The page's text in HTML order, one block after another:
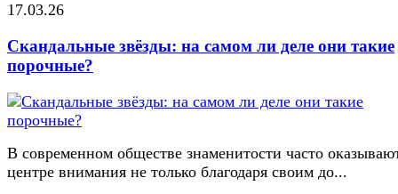
17.03.26
Скандальные звёзды: на самом ли деле они такие
порочные?
В современном обществе знаменитости часто
центре внимания не только благодаря своим до...